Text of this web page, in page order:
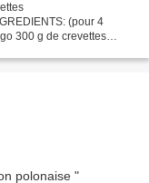
(pour 4
300 g de crevettes